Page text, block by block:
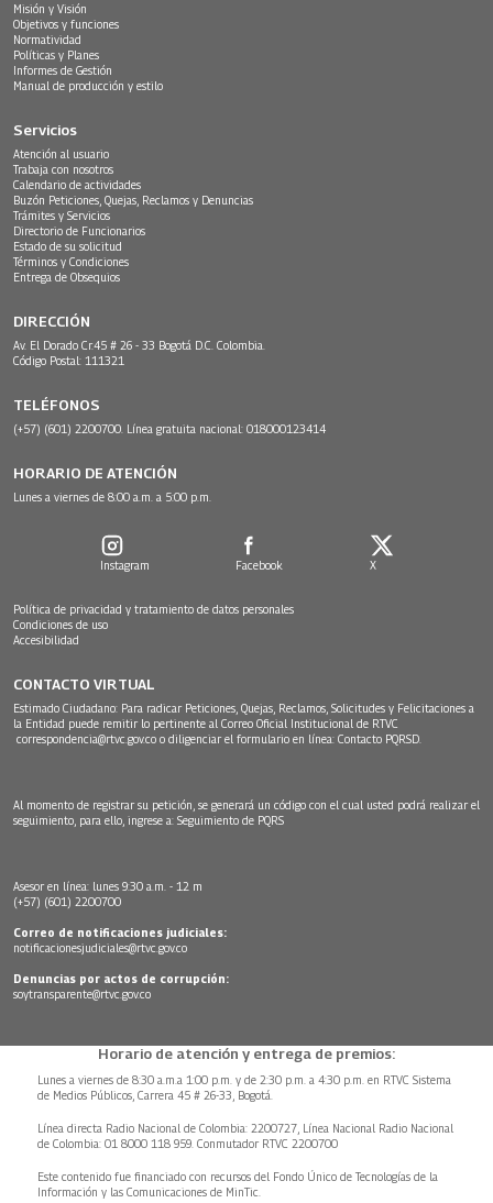
Misión y Visión
Objetivos y funciones
Normatividad
Políticas y Planes
Informes de Gestión
Manual de producción y estilo
Servicios
Atención al usuario
Trabaja con nosotros
Calendario de actividades
Buzón Peticiones, Quejas, Reclamos y Denuncias
Trámites y Servicios
Directorio de Funcionarios
Estado de su solicitud
Términos y Condiciones
Entrega de Obsequios
DIRECCIÓN
Av. El Dorado Cr.45 # 26 - 33 Bogotá D.C. Colombia.
Código Postal: 111321
TELÉFONOS
(+57) (601) 2200700. Línea gratuita nacional: 018000123414
HORARIO DE ATENCIÓN
Lunes a viernes de 8:00 a.m. a 5:00 p.m.
Instagram Facebook X
Política de privacidad y tratamiento de datos personales
Condiciones de uso
Accesibilidad
CONTACTO VIRTUAL
Estimado Ciudadano: Para radicar Peticiones, Quejas, Reclamos, Solicitudes y Felicitaciones a
la Entidad puede remitir lo pertinente al Correo Oficial Institucional de RTVC
correspondencia@rtvc.gov.co o diligenciar el formulario en línea: Contacto PQRSD.
Al momento de registrar su petición, se generará un código con el cual usted podrá realizar el
seguimiento, para ello, ingrese a: Seguimiento de PQRS
Asesor en línea: lunes 9:30 a.m. - 12 m
(+57) (601) 2200700
Correo de notificaciones judiciales:
notificacionesjudiciales@rtvc.gov.co
Denuncias por actos de corrupción:
soytransparente@rtvc.gov.co
Horario de atención y entrega de premios:
Lunes a viernes de 8:30 a.m.a 1:00 p.m. y de 2:30 p.m. a 4:30 p.m. en RTVC Sistema
de Medios Públicos, Carrera 45 # 26-33, Bogotá.
Línea directa Radio Nacional de Colombia: 2200727, Línea Nacional Radio Nacional
de Colombia: 01 8000 118 959. Conmutador RTVC 2200700
Este contenido fue financiado con recursos del Fondo Único de Tecnologías de la
Información y las Comunicaciones de MinTic.